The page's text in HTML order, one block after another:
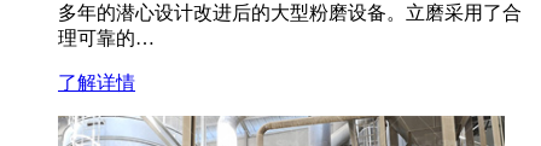
多年的潜心设计改进后的大型粉磨设备。立磨采用了合
理可靠的…
了解详情